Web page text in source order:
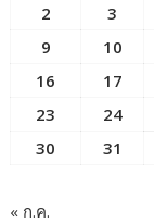
2
3
9
10
16
17
23
24
30
31
« ก.ค.